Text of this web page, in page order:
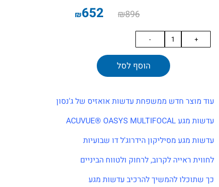
₪896
₪652
הוסף לסל
עוד מוצר חדש ממשפחת עדשות אואזיס של ג'נסון
עדשות מגע ACUVUE® OASYS MULTIFOCAL
עדשות מגע מסיליקון הידרוג'ל דו שבועיות
לחווית ראייה לקרוב, לרחוק ולטווח הביניים
כך שתוכלו להמשיך להרכיב עדשות מגע